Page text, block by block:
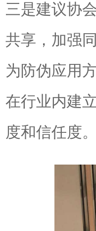
三是建议协
共享， 加强
为防伪应用
在行业内建
度和信任度